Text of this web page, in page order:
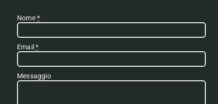
Nome*
Email*
Messaggio